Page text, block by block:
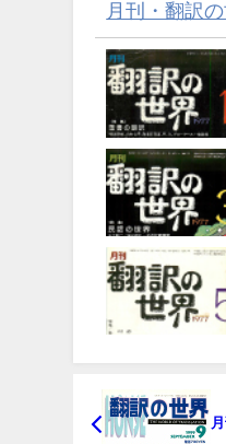
月刊・翻訳